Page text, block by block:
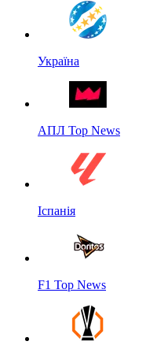
Україна
АПЛ Top News
Іспанія
F1 Top News